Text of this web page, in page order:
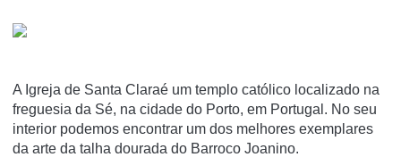
A Igreja de Santa Claraé um templo católico localizado na
freguesia da Sé, na cidade do Porto, em Portugal. No seu
interior podemos encontrar um dos melhores exemplares
da arte da talha dourada do Barroco Joanino.